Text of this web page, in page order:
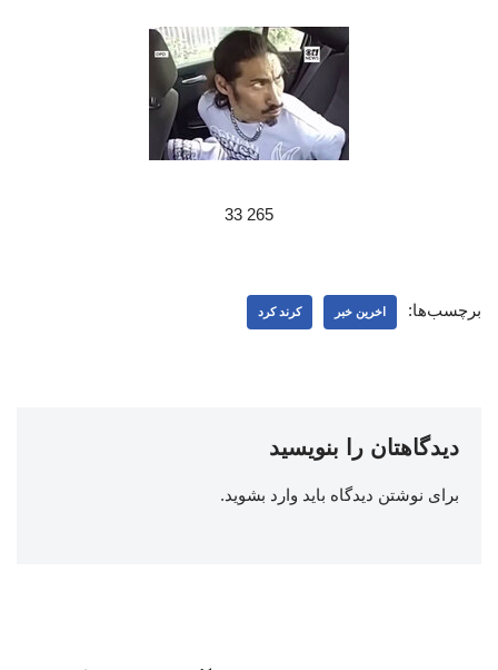
265 33
برچسب‌ها: اخرین خبر کرند کرد
دیدگاهتان را بنویسید
برای نوشتن دیدگاه باید وارد بشوید.